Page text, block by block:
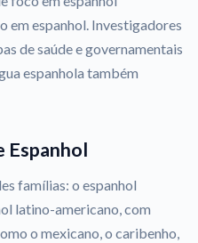
em espanhol. Investigadores
de saúde e governamentais
espanhola também
Espanhol
famílias: o espanhol
latino-americano, com
o mexicano, o caribenho,